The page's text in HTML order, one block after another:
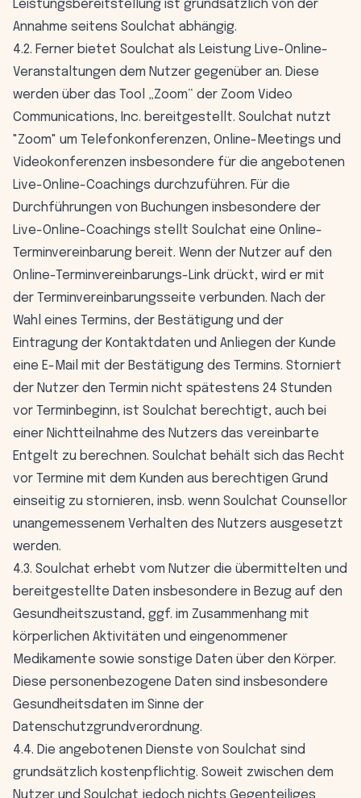
Leistungsbereitstellung ist grundsätzlich von der
Annahme seitens Soulchat abhängig.
4.2. Ferner bietet Soulchat als Leistung Live-Online-
Veranstaltungen dem Nutzer gegenüber an. Diese
werden über das Tool „Zoom“ der Zoom Video
Communications, Inc. bereitgestellt. Soulchat nutzt
"Zoom" um Telefonkonferenzen, Online-Meetings und
Videokonferenzen insbesondere für die angebotenen
Live-Online-Coachings durchzuführen. Für die
Durchführungen von Buchungen insbesondere der
Live-Online-Coachings stellt Soulchat eine Online-
Terminvereinbarung bereit. Wenn der Nutzer auf den
Online-Terminvereinbarungs-Link drückt, wird er mit
der Terminvereinbarungsseite verbunden. Nach der
Wahl eines Termins, der Bestätigung und der
Eintragung der Kontaktdaten und Anliegen der Kunde
eine E-Mail mit der Bestätigung des Termins. Storniert
der Nutzer den Termin nicht spätestens 24 Stunden
vor Terminbeginn, ist Soulchat berechtigt, auch bei
einer Nichtteilnahme des Nutzers das vereinbarte
Entgelt zu berechnen. Soulchat behält sich das Recht
vor Termine mit dem Kunden aus berechtigen Grund
einseitig zu stornieren, insb. wenn Soulchat Counsellor
unangemessenem Verhalten des Nutzers ausgesetzt
werden.
4.3. Soulchat erhebt vom Nutzer die übermittelten und
bereitgestellte Daten insbesondere in Bezug auf den
Gesundheitszustand, ggf. im Zusammenhang mit
körperlichen Aktivitäten und eingenommener
Medikamente sowie sonstige Daten über den Körper.
Diese personenbezogene Daten sind insbesondere
Gesundheitsdaten im Sinne der
Datenschutzgrundverordnung.
4.4. Die angebotenen Dienste von Soulchat sind
grundsätzlich kostenpflichtig. Soweit zwischen dem
Nutzer und Soulchat jedoch nichts Gegenteiliges